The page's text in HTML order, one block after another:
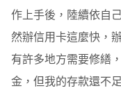
作上手後，陸續依自
然辦信用卡這麼快，
有許多地方需要修繕
金，但我的存款還不